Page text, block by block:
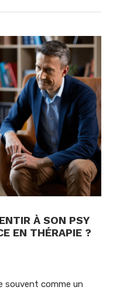
À SON PSY
EN THÉRAPIE ?
souvent comme un